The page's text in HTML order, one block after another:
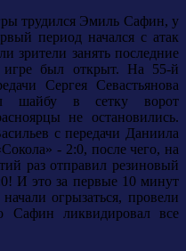
трудился Эмиль Сафин, у
период начался с атак
зрители занять последние
игре был открыт. На 55-й
Сергея Севастьянова
шайбу в сетку ворот
не остановились.
с передачи Даниила
- 2:0, после чего, на
раз отправил резиновый
И это за первые 10 минут
огрызаться, провели
Сафин ликвидировал все